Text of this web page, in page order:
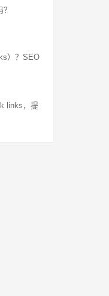
）？SEO
links，提